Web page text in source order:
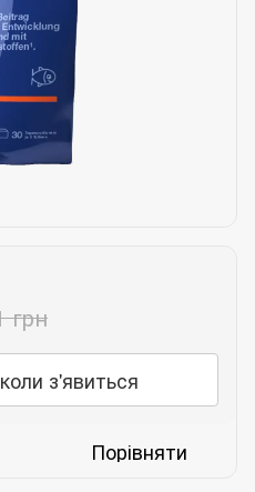
грн
з'явиться
Порівняти